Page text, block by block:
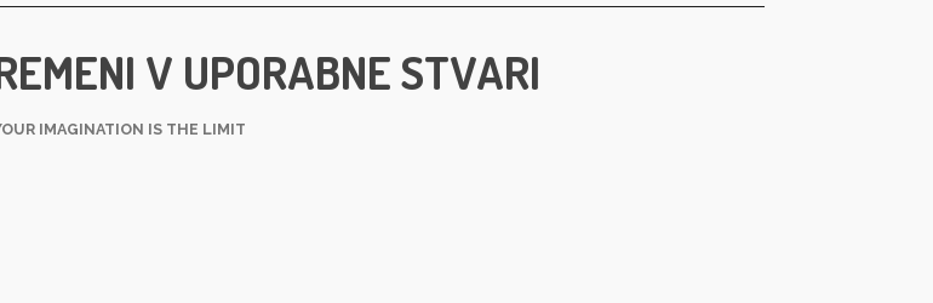
V UPORABNE STVARI
IMAGINATION IS THE LIMIT